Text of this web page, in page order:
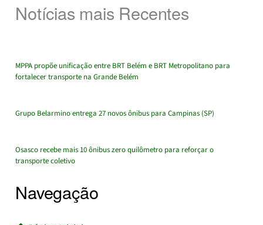
Notícias mais Recentes
MPPA propõe unificação entre BRT Belém e BRT Metropolitano para
fortalecer transporte na Grande Belém
Grupo Belarmino entrega 27 novos ônibus para Campinas (SP)
Osasco recebe mais 10 ônibus zero quilômetro para reforçar o
transporte coletivo
Navegação